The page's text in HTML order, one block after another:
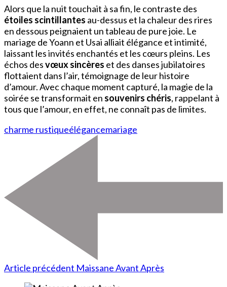
Alors que la nuit touchait à sa fin, le contraste des
étoiles scintillantes au-dessus et la chaleur des rires
en dessous peignaient un tableau de pure joie. Le
mariage de Yoann et Usai alliait élégance et intimité,
laissant les invités enchantés et les cœurs pleins. Les
échos desvœux sincères et des danses jubilatoires
flottaient dans l’air, témoignage de leur histoire
d’amour. Avec chaque moment capturé, la magie de la
soirée se transformait en souvenirs chéris, rappelant à
tous que l’amour, en effet, ne connaît pas de limites.
charme rustiqueélégancemariage
Article précédent Maissane Avant Après